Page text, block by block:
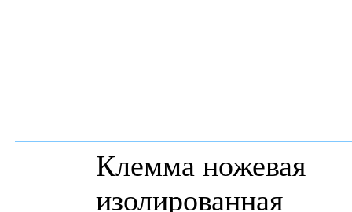
Клемма ножевая
изолированная